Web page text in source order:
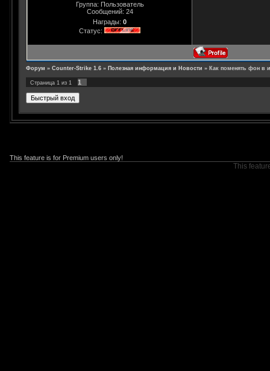
Группа: Пользователь
Сообщений: 24
Награды: 0
Статус:
Форум » Counter-Strike 1.6 » Полезная информация и Новости » Как поменять фон в
Страница 1 из 1 1
This feature is for Premium users only!
This